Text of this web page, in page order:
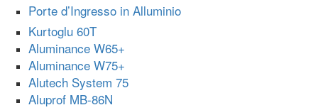
Porte d’Ingresso in Alluminio
Kurtoglu 60T
Aluminance W65+
Aluminance W75+
Alutech System 75
Aluprof MB-86N